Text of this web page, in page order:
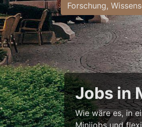
Forschung,
Jobs in
Wie wäre es, in